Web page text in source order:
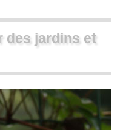
des jardins et